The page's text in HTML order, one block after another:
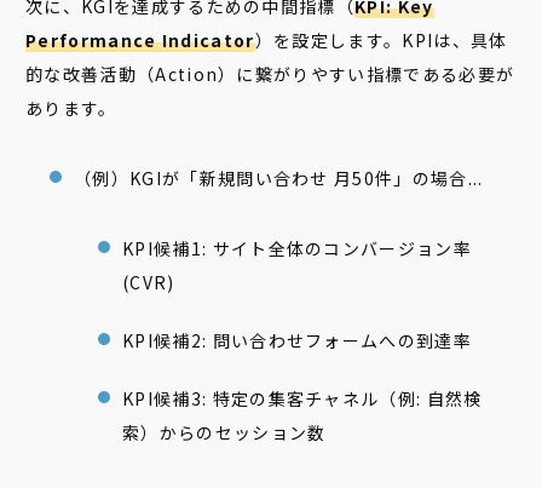
次に、KGIを達成するための中間指標（KPI: Key
Performance Indicator）を設定します。KPIは、具体
的な改善活動（Action）に繋がりやすい指標である必要が
あります。
（例）KGIが「新規問い合わせ 月50件」の場合...
KPI候補1: サイト全体のコンバージョン率
(CVR)
KPI候補2: 問い合わせフォームへの到達率
KPI候補3: 特定の集客チャネル（例: 自然検
索）からのセッション数